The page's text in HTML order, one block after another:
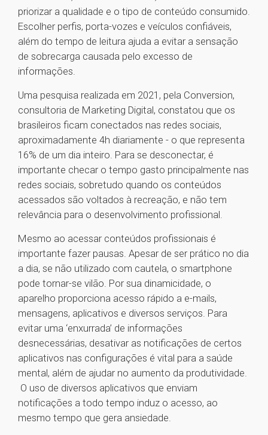
priorizar a qualidade e o tipo de conteúdo consumido.
Escolher perfis, porta-vozes e veículos confiáveis,
além do tempo de leitura ajuda a evitar a sensação
de sobrecarga causada pelo excesso de
informações.
Uma pesquisa realizada em 2021, pela Conversion,
consultoria de Marketing Digital, constatou que os
brasileiros ficam conectados nas redes sociais,
aproximadamente 4h diariamente - o que representa
16% de um dia inteiro. Para se desconectar, é
importante checar o tempo gasto principalmente nas
redes sociais, sobretudo quando os conteúdos
acessados são voltados à recreação, e não tem
relevância para o desenvolvimento profissional.
Mesmo ao acessar conteúdos profissionais é
importante fazer pausas. Apesar de ser prático no dia
a dia, se não utilizado com cautela, o smartphone
pode tornar-se vilão. Por sua dinamicidade, o
aparelho proporciona acesso rápido a e-mails,
mensagens, aplicativos e diversos serviços. Para
evitar uma ‘enxurrada’ de informações
desnecessárias, desativar as notificações de certos
aplicativos nas configurações é vital para a saúde
mental, além de ajudar no aumento da produtividade.
O uso de diversos aplicativos que enviam
notificações a todo tempo induz o acesso, ao
mesmo tempo que gera ansiedade.